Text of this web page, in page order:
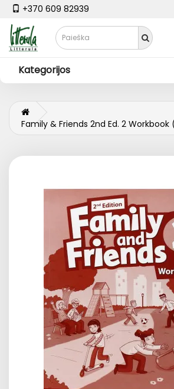
+370 609 82939
Kategorijos
Family & Friends 2nd Ed. 2